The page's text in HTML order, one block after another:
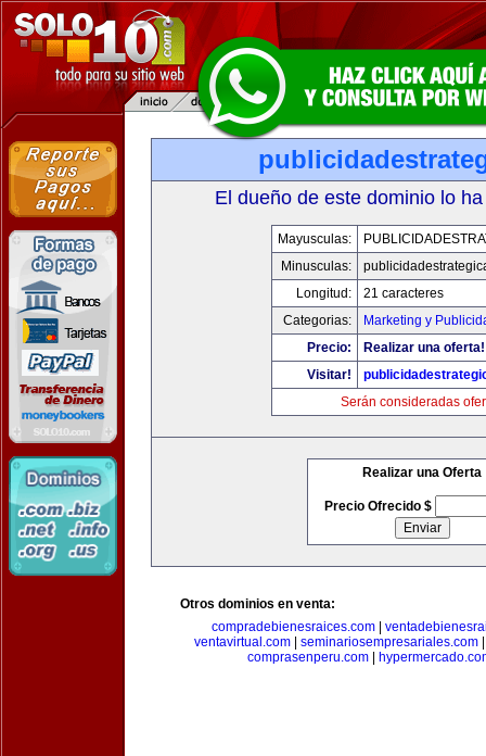
El dueño de este dominio lo
Mayusculas:
Minusculas:
Longitud:
21 caracteres
Categorias:
Marketing y
Precio:
Realizar una oferta!
Visitar!
Serán consideradas
Realizar una Oferta
Precio Ofrecido $
Otros dominios en venta:
compradebienesraices.com
ventavirtual.com
seminariosempresariales.com
comprasenperu.com|